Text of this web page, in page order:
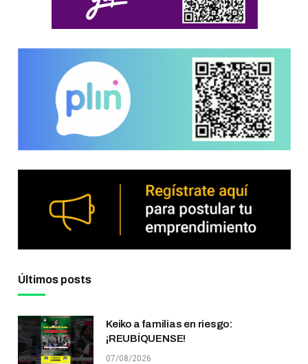
Últimos posts
Keiko a familias en riesgo:
¡REUBÍQUENSE!
07/08/2026